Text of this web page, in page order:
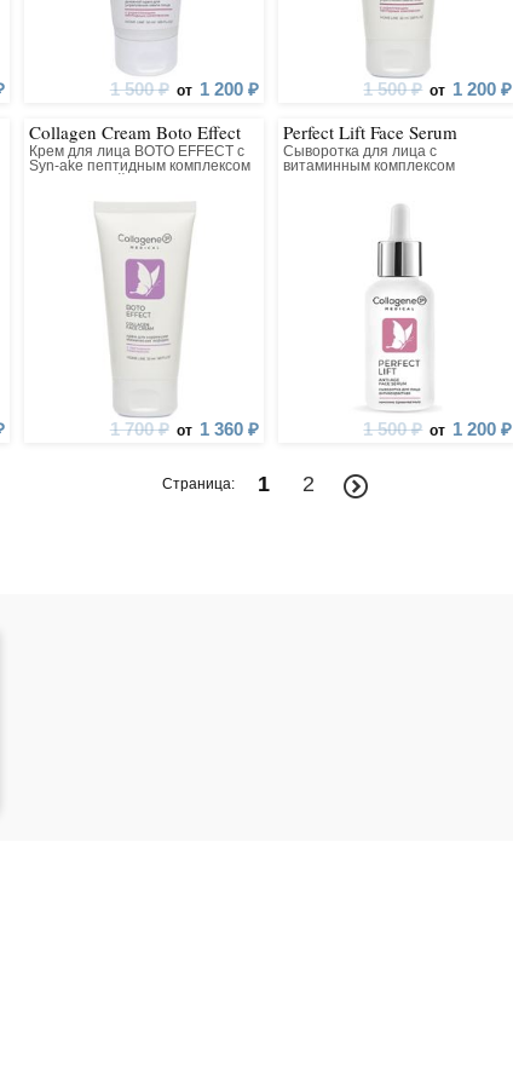
нежелательных
(гормонов,
1 500 ₽ от 1 200 ₽ 1 500 ₽ от 1 200 ₽
Collagen Cream Boto Effect
Крем для лица BOTO EFFECT с
Syn-ake пептидным комплексом
1 700 ₽ от 1 360 ₽
Perfect Lift Face Serum
Сыворотка для лица с
витаминным комплексом
1 500 ₽ от 1 200 ₽
Страница: 1 2